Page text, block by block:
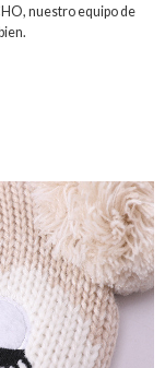
nuestro equipo de